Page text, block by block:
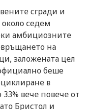
сгради и
седем
амбициозните
на
заложената цел
беше
в
вече повече от
Бристол и